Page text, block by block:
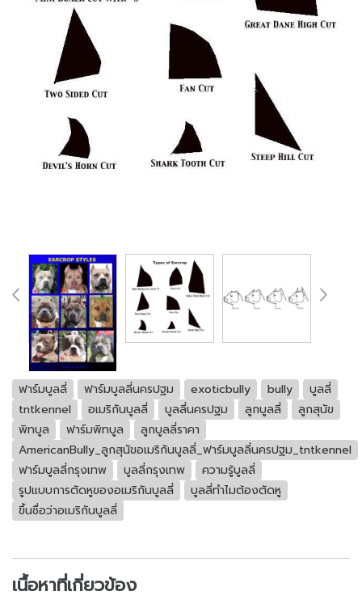
ฟาร์มบูลลี่ ฟาร์มบูลลี่นครปฐม exoticbully bully
บูลลี่
tntkennel
อเมริกันบูลลี่ บูลลี่นครปฐม ลูกบูลลี่
ลูกสุนัข
พิทบูล
ฟาร์มพิทบูล
ลูกบูลลี่ราคา
AmericanBully_ลูกสุนัขอเมริกันบูลลี่_ฟาร์มบูลลี่นครปฐม_tntkennel
ฟาร์มบูลลี่กรุงเทพ
บูลลี่กรุงเทพ
ความรู้บูลลี่
รูปแบบการตัดหูของอเมริกันบูลลี่
บูลลี่ทำไมต้องตัดหู
ขึ้นชื่อว่าอเมริกันบูลลี่
เนื้อหาที่เกี่ยวข้อง